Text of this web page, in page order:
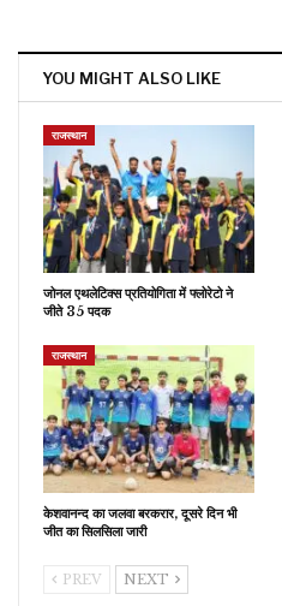
YOU MIGHT ALSO LIKE
राजस्थान
जोनल एथलेटिक्स प्रतियोगिता में फ्लोरेटो ने
जीते 35 पदक
राजस्थान
केशवानन्द का जलवा बरकरार, दूसरे दिन भी
जीत का सिलसिला जारी
PREV NEXT